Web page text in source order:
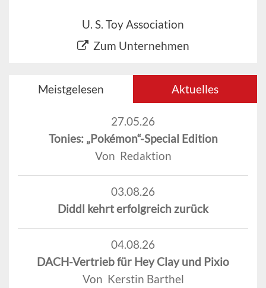
U. S. Toy Association
Zum Unternehmen
Meistgelesen Aktuelles
27.05.26
Tonies: „Pokémon“-Special Edition
Von Redaktion
03.08.26
Diddl kehrt erfolgreich zurück
04.08.26
DACH-Vertrieb für Hey Clay und Pixio
Von Kerstin Barthel